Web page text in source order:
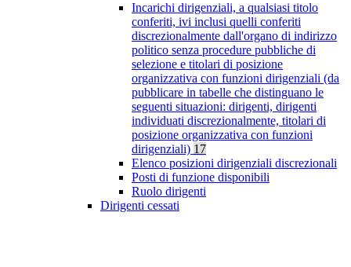
Incarichi dirigenziali, a qualsiasi titolo
conferiti, ivi inclusi quelli conferiti
discrezionalmente dall'organo di indirizzo
politico senza procedure pubbliche di
selezione e titolari di posizione
organizzativa con funzioni dirigenziali (da
pubblicare in tabelle che distinguano le
seguenti situazioni: dirigenti, dirigenti
individuati discrezionalmente, titolari di
posizione organizzativa con funzioni
dirigenziali) 17
Elenco posizioni dirigenziali discrezionali
Posti di funzione disponibili
Ruolo dirigenti
Dirigenti cessati